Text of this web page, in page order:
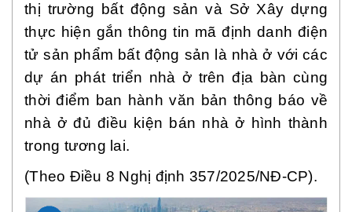
thị trường bất động sản và Sở Xây dựng
thực hiện gắn thông tin mã định danh điện
tử sản phẩm bất động sản là nhà ở với các
dự án phát triển nhà ở trên địa bàn cùng
thời điểm ban hành văn bản thông báo về
nhà ở đủ điều kiện bán nhà ở hình thành
trong tương lai.
(Theo Điều 8 Nghị định 357/2025/NĐ-CP).